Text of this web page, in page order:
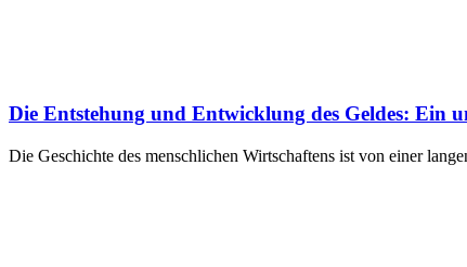
Die Entstehung und Entwicklung des Geldes: Ein
Die Geschichte des menschlichen Wirtschaftens ist von einer